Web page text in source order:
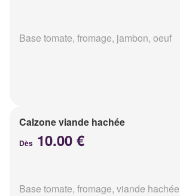
Base tomate, fromage, jambon, oeuf
Calzone viande hachée
Dès 10.00 €
Base tomate, fromage, viande